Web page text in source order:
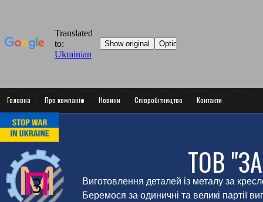
Головна Про компанію Новини Співробітництво Контакти
ТОВ
Виготовлення деталей із металу за
Беремося за одиничні та великі партії